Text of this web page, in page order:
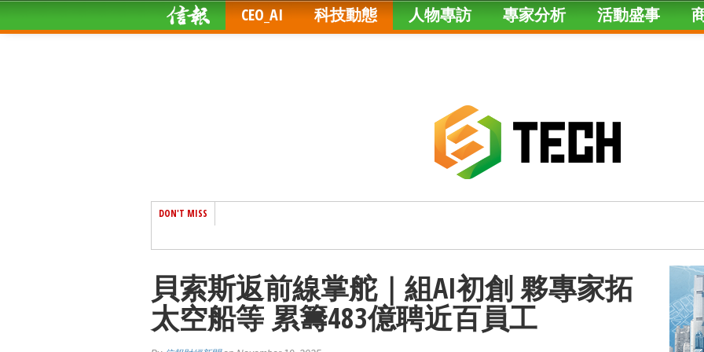
CEO_AI 科技動態 人物專訪 專家分析 活動盛事
DON'T MISS
貝索斯返前線掌舵｜組AI初創 夥專家拓
太空船等 累籌483億聘近百員工